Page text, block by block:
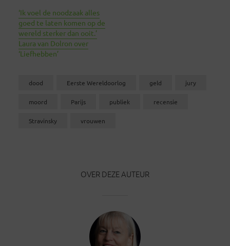
‘Ik voel de noodzaak alles
goed te laten komen op de
wereld sterker dan ooit.’
Laura van Dolron over
‘Liefhebben’
dood Eerste Wereldoorlog geld jury
moord Parijs publiek recensie
Stravinsky vrouwen
OVER DEZE AUTEUR